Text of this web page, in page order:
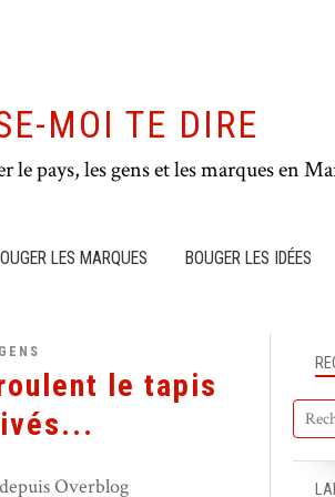
MOI TE DIRE
pays, les gens et les marques en
LES MARQUES BOUGER LES IDÉES
le tapis
Overblog